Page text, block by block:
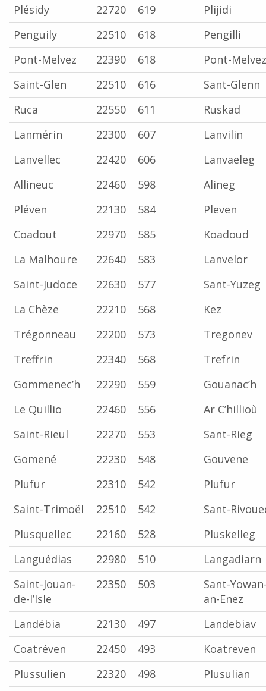
Plésidy
22720 619
Plijidi
Penguily
22510 618
Pengilli
Pont-Melvez
22390 618
Pont-Melvez
Saint-Glen
22510 616
Sant-Glenn
Ruca
22550 611
Ruskad
Lanmérin
22300 607
Lanvilin
Lanvellec
22420 606
Lanvaeleg
Allineuc
22460 598
Alineg
Pléven
22130 584
Pleven
Coadout
22970 585
Koadoud
La Malhoure
22640 583
Lanvelor
Saint-Judoce
22630 577
Sant-Yuzeg
La Chèze
22210 568
Kez
Trégonneau
22200 573
Tregonev
Treffrin
22340 568
Trefrin
Gommenec’h
22290 559
Gouanac’h
Le Quillio
22460 556
Ar C’hillioù
Saint-Rieul
22270 553
Sant-Rieg
Gomené
22230 548
Gouvene
Plufur
22310 542
Plufur
Saint-Trimoël
22510 542
Sant-
Plusquellec
22160 528
Pluskelleg
Languédias
22980 510
Langadiarn
Saint-Jouan-
de-l’Isle
22350 503
Sant-
an-Enez
Landébia
22130 497
Landebiav
Coatréven
22450 493
Koatreven
Plussulien
22320 498
Plusulian